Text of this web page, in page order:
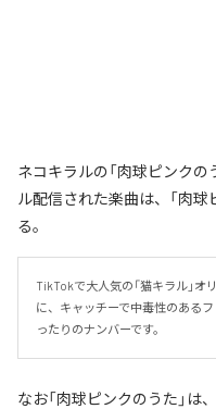
ネコキラルの「肉球ピンク
ル配信された楽曲は、「肉球
る。
TikTokで大人気の「猫キラル」
に、キャッチーで中毒性のある
ったりのナンバーです。
なお「肉球ピンクのうた 」は、